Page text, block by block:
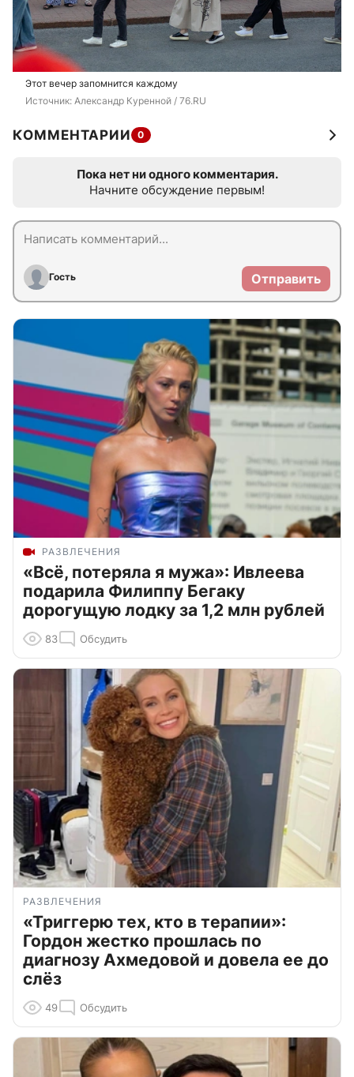
Этот вечер запомнится каждому
Источник: Александр Куренной / 76.RU
КОММЕНТАРИИ 0
Пока нет ни одного комментария.
Начните обсуждение первым!
Гость Отправить
РАЗВЛЕЧЕНИЯ
«Всё, потеряла я мужа»: Ивлеева
подарила Филиппу Бегаку
дорогущую лодку за 1,2 млн рублей
83 Обсудить
РАЗВЛЕЧЕНИЯ
«Триггерю тех, кто в терапии»:
Гордон жестко прошлась по
диагнозу Ахмедовой и довела ее до
слёз
49 Обсудить